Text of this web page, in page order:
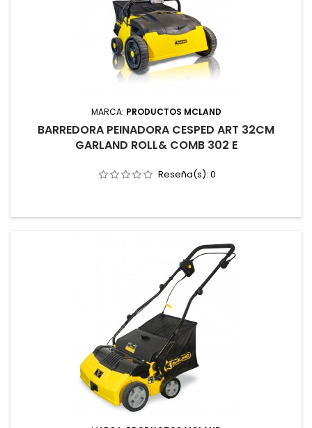
MARCA: PRODUCTOS MCLAND
BARREDORA PEINADORA CESPED ART 32CM
GARLAND ROLL& COMB 302 E
Reseña(s): 0